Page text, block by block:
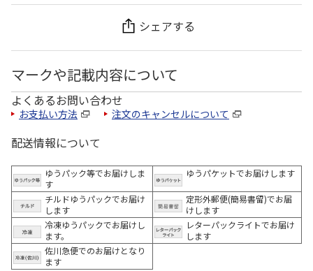
シェアする
マークや記載内容について
よくあるお問い合わせ
お支払い方法 注文のキャンセルについて
配送情報について
ゆうパック等でお届けしま
す
ゆうパケットでお届けします
チルドゆうパックでお届け
します
定形外郵便(簡易書留)でお届
けします
冷凍ゆうパックでお届けし
ます。
レターパックライトでお届け
します
佐川急便でのお届けとなり
ます